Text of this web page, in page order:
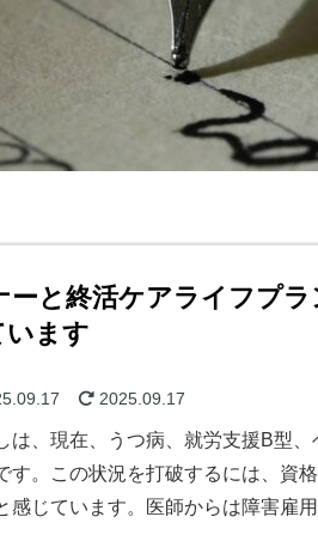
と終活ケアライフプラ
います
2025.09.17
は、現在、うつ病、就労支援B型
す。この状況を打破するには、資
感じています。医師からは障害雇